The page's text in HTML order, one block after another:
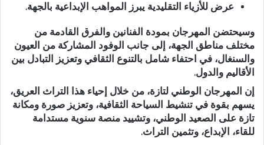
عرض للأزياء التقليدية يبرز المواهب الإبداعية بالجهة.
​وسيحتضن المهرجان بمودة الفنانين والفرق القادمة من
مختلف مناطق الجهة، إلى جانب الوفود المشاركة من العيون
و السنغال، في احتفاء شامل بالتنوع الثقافي وتعزيز التبادل بين
الأقاليم والدول.
​إن المهرجان الوطني لتازة، من خلال إحياء هذا التراث العريق،
يسهم بقوة في تنشيط السياحة الثقافية، وتعزيز صورة ومكانة
تازة على الصعيد الوطني، وتشييد منصة سنوية مستدامة
للقاء، الإبداع، وتثمين التراث.